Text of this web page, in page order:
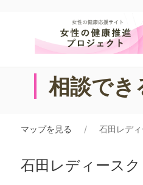
相談でき
マップを見る 石田レデ
石田レディース